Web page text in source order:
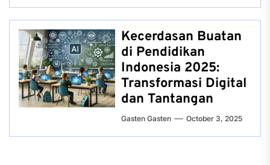
Kecerdasan Buatan
di Pendidikan
Indonesia 2025:
Transformasi Digital
dan Tantangan
Gasten Gasten October 3, 2025